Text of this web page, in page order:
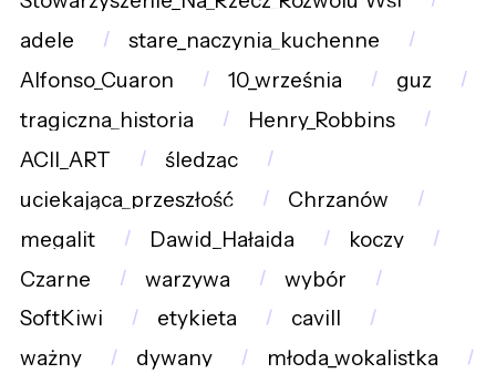
adele
stare_naczynia_kuchenne
Alfonso_Cuaron
10_września
guz
tragiczna_historia
Henry_Robbins
ACII_ART
śledząc
uciekająca_przeszłość
Chrzanów
megalit
Dawid_Hałajda
koczy
Czarne
warzywa
wybór
SoftKiwi
etykieta
cavill
ważny
dywany
młoda_wokalistka